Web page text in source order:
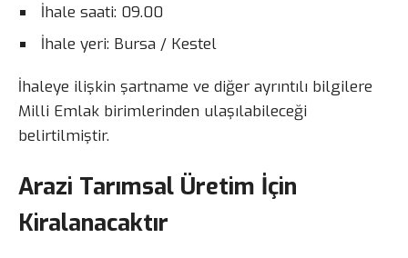
İhale saati: 09.00
İhale yeri: Bursa / Kestel
İhaleye ilişkin şartname ve diğer ayrıntılı bilgilere
Milli Emlak birimlerinden ulaşılabileceği
belirtilmiştir.
Arazi Tarımsal Üretim İçin
Kiralanacaktır